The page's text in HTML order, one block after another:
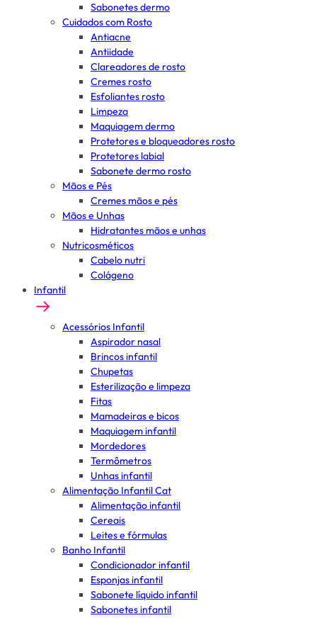
Sabonetes dermo
Cuidados com Rosto
Antiacne
Antiidade
Clareadores de rosto
Cremes rosto
Esfoliantes rosto
Limpeza
Maquiagem dermo
Protetores e bloqueadores rosto
Protetores labial
Sabonete dermo rosto
Mãos e Pés
Cremes mãos e pés
Mãos e Unhas
Hidratantes mãos e unhas
Nutricosméticos
Cabelo nutri
Colágeno
Infantil
Acessórios Infantil
Aspirador nasal
Brincos infantil
Chupetas
Esterilização e limpeza
Fitas
Mamadeiras e bicos
Maquiagem infantil
Mordedores
Termômetros
Unhas infantil
Alimentação Infantil Cat
Alimentação infantil
Cereais
Leites e fórmulas
Banho Infantil
Condicionador infantil
Esponjas infantil
Sabonete líquido infantil
Sabonetes infantil